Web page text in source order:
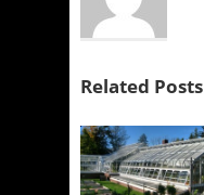
Related Posts